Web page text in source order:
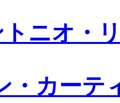
トニオ・
・カーテ